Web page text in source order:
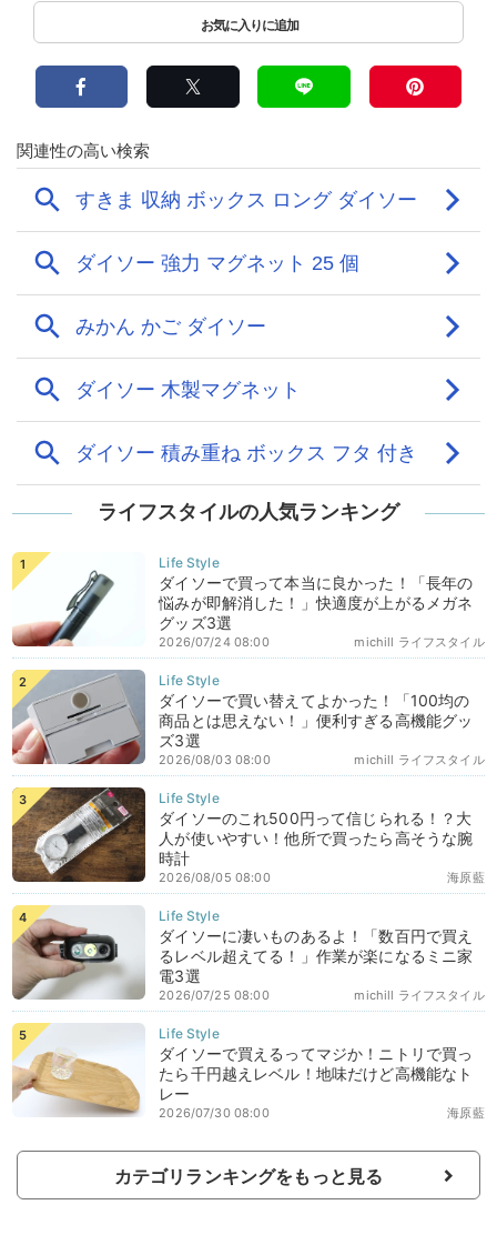
ライフスタイルの人気ランキング
ダイソーで買って本当に良かった！「長年の
悩みが即解消した！」快適度が上がるメガネ
グッズ3選
michill ライフスタイル
2026/07/24 08:00
ダイソーで買い替えてよかった！「100均の
商品とは思えない！」便利すぎる高機能グッ
ズ3選
michill ライフスタイル
2026/08/03 08:00
ダイソーのこれ500円って信じられる！？大
人が使いやすい！他所で買ったら高そうな腕
時計
海原藍
2026/08/05 08:00
ダイソーに凄いものあるよ！「数百円で買え
るレベル超えてる！」作業が楽になるミニ家
電3選
michill ライフスタイル
2026/07/25 08:00
ダイソーで買えるってマジか！ニトリで買っ
たら千円越えレベル！地味だけど高機能なト
レー
海原藍
2026/07/30 08:00
カテゴリランキングをもっと見る